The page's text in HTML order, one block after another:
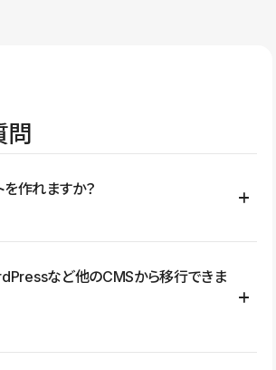
問
作れますか？
サービスサイト、LP、採用サイト、ブロ
トサイト、店舗・商品紹介サイト、ポートフ
できます。
など他のCMSから移行できま